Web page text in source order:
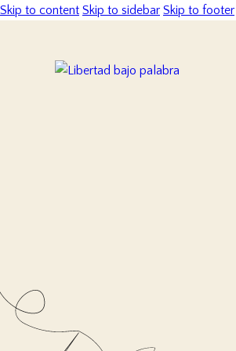
Skip to content Skip to sidebar Skip to footer